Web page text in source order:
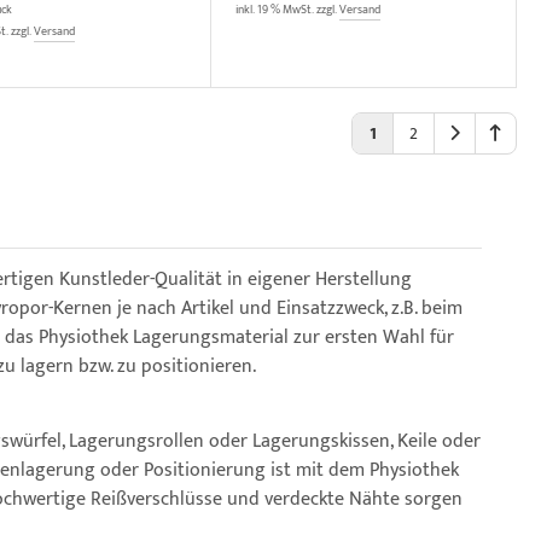
zzgl.Versand
inkl. 19 % MwSt. zzgl.Versand
1 2
Kunstleder-Qualität in eigener Herstellung
Kernen je nach Artikel und Einsatzzweck, z.B. beim
Physiothek Lagerungsmaterial zur ersten Wahl für
lagern bzw. zu positionieren.
Lagerungsrollen oder Lagerungskissen, Keile oder
oder Positionierung ist mit dem Physiothek
Reißverschlüsse und verdeckte Nähte sorgen